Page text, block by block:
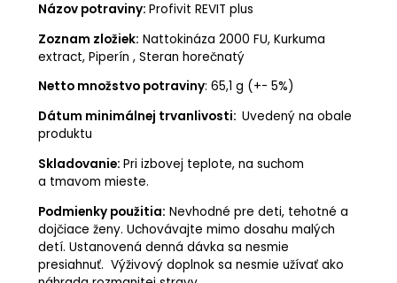
Názov potraviny: Profivit REVIT plus
Zoznam zložiek: Nattokináza 2000 FU, Kurkuma
extract, Piperín , Steran horečnatý
Netto množstvo potraviny: 65,1 g (+- 5%)
Dátum minimálnej trvanlivosti: Uvedený na obale
produktu
Skladovanie: Pri izbovej teplote, na suchom
a tmavom mieste.
Podmienky použitia: Nevhodné pre deti, tehotné a
dojčiace ženy. Uchovávajte mimo dosahu malých
detí. Ustanovená denná dávka sa nesmie
presiahnuť. Výživový doplnok sa nesmie užívať ako